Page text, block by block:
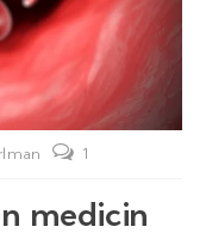
1
medicin